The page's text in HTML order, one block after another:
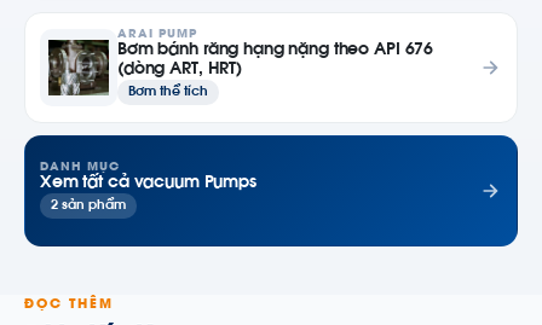
ARAI PUMP
Bơm bánh răng hạng nặng theo API 676
(dòng ART, HRT)
Bơm thể tích
DANH MỤC
Xem tất cả vacuum Pumps
2 sản phẩm
ĐỌC THÊM